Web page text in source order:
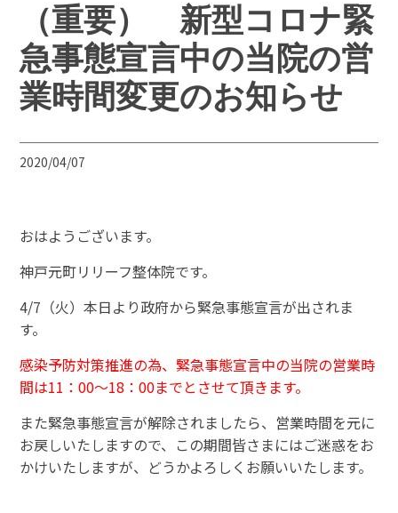
（重要） 新型コロナ緊
急事態宣言中の当院の営
業時間変更のお知らせ
2020/04/07
おはようございます。
神戸元町リリーフ整体院です。
4/7（火）本日より政府から緊急事態宣言が出されま
す。
感染予防対策推進の為、緊急事態宣言中の当院の営業時
間は11：00～18：00までとさせて頂きます。
また緊急事態宣言が解除されましたら、営業時間を元に
お戻しいたしますので、この期間皆さまにはご迷惑をお
かけいたしますが、どうかよろしくお願いいたします。